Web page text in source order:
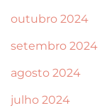
outubro 2024
setembro 2024
agosto 2024
julho 2024